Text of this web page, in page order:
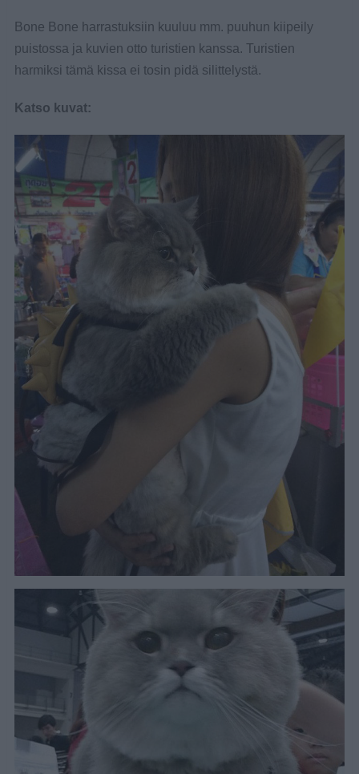
Bone Bone harrastuksiin kuuluu mm. puuhun kiipeily
puistossa ja kuvien otto turistien kanssa. Turistien
harmiksi tämä kissa ei tosin pidä silittelystä.
Katso kuvat: